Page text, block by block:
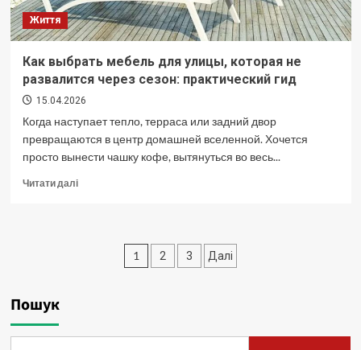
році
Життя
Как выбрать мебель для улицы, которая не
развалится через сезон: практический гид
15.04.2026
Когда наступает тепло, терраса или задний двор
превращаются в центр домашней вселенной. Хочется
просто вынести чашку кофе, вытянуться во весь...
Читати даліДокладніше
через
Пагінація
1 2 3 Далі
Пошук